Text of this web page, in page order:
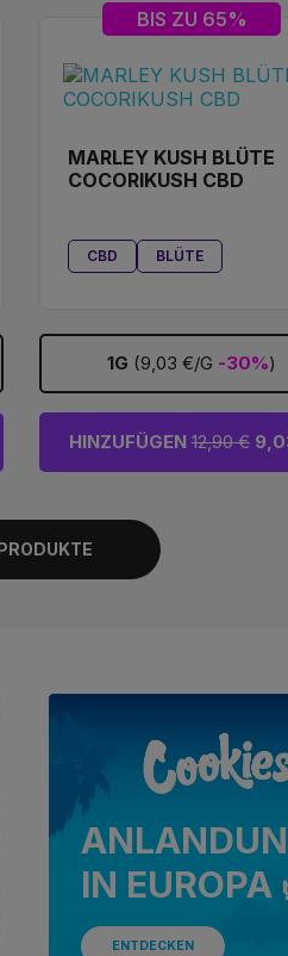
BIS ZU 65%
MARLEY KUSH BLÜTE
COCORIKUSH CBD
CBD BLÜTE
1G (9,03 €/G -30%)
HINZUFÜGEN 12,90 €
IN EUROPA
ENTDECKEN